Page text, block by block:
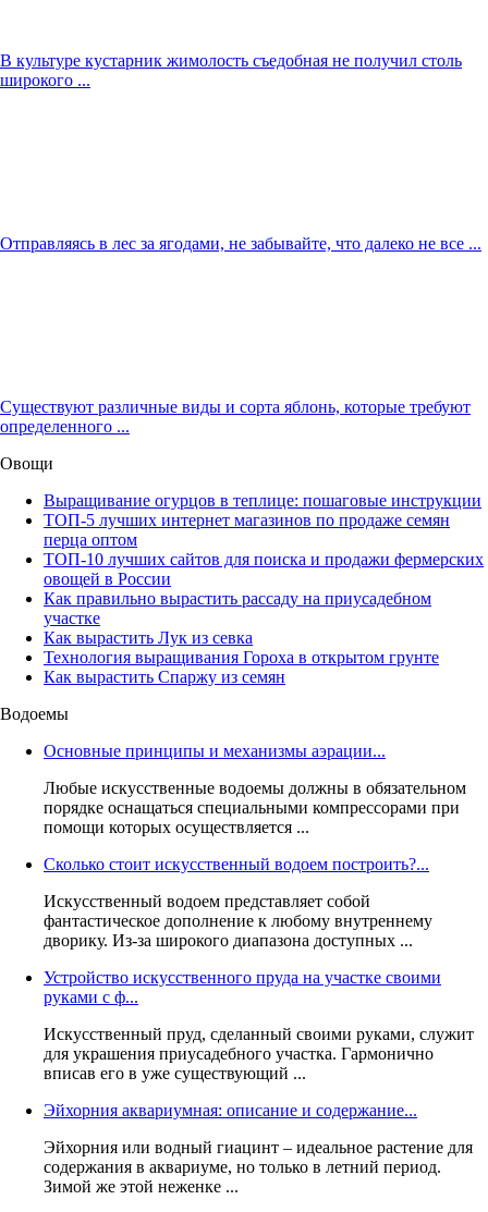
В культуре кустарник жимолость съедобная не получил столь
широкого ...
Отправляясь в лес за ягодами, не забывайте, что далеко не все ...
Существуют различные виды и сорта яблонь, которые требуют
определенного ...
Овощи
Выращивание огурцов в теплице: пошаговые инструкции
ТОП-5 лучших интернет магазинов по продаже семян
перца оптом
ТОП-10 лучших сайтов для поиска и продажи фермерских
овощей в России
Как правильно вырастить рассаду на приусадебном
участке
Как вырастить Лук из севка
Технология выращивания Гороха в открытом грунте
Как вырастить Спаржу из семян
Водоемы
Основные принципы и механизмы аэрации...
Любые искусственные водоемы должны в обязательном
порядке оснащаться специальными компрессорами при
помощи которых осуществляется ...
Сколько стоит искусственный водоем построить?...
Искусственный водоем представляет собой
фантастическое дополнение к любому внутреннему
дворику. Из-за широкого диапазона доступных ...
Устройство искусственного пруда на участке своими
руками с ф...
Искусственный пруд, сделанный своими руками, служит
для украшения приусадебного участка. Гармонично
вписав его в уже существующий ...
Эйхорния аквариумная: описание и содержание...
Эйхорния или водный гиацинт – идеальное растение для
содержания в аквариуме, но только в летний период.
Зимой же этой неженке ...